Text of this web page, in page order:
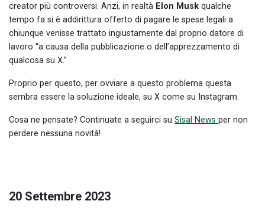
creator più controversi. Anzi, in realtà Elon Musk qualche
tempo fa si è addirittura offerto di pagare le spese legali a
chiunque venisse trattato ingiustamente dal proprio datore di
lavoro “a causa della pubblicazione o dell’apprezzamento di
qualcosa su X.”
Proprio per questo, per ovviare a questo problema questa
sembra essere la soluzione ideale, su X come su Instagram.
Cosa ne pensate? Continuate a seguirci su Sisal News per non
perdere nessuna novità!
20 Settembre 2023